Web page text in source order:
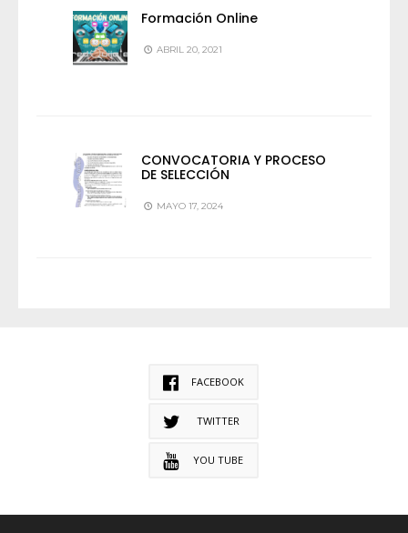
Formación Online
ABRIL 20, 2021
CONVOCATORIA Y PROCESO
DE SELECCIÓN
MAYO 17, 2024
FACEBOOK
TWITTER
YOU TUBE